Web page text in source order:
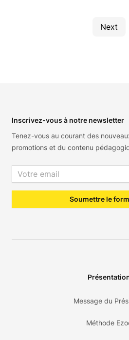
Next
Inscrivez-vous à notre newsletter
Tenez-vous au courant des
promotions et du contenu
Email address
Soumettre le
Message du
Méthode